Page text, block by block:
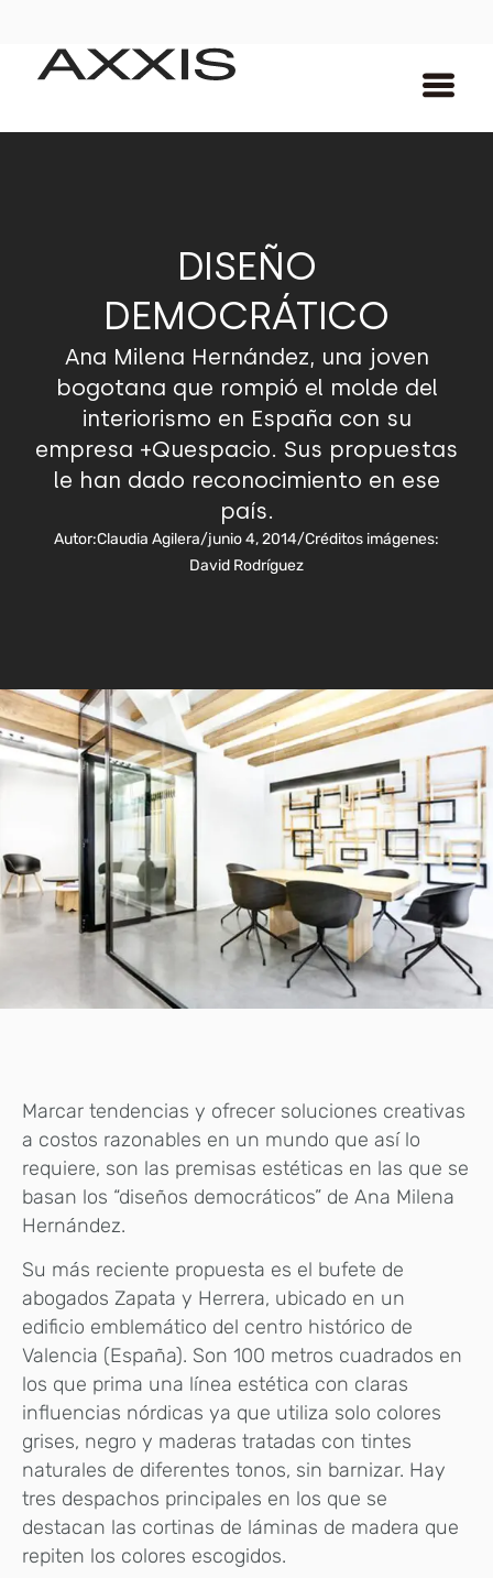
DISEÑO
DEMOCRÁTICO
Ana Milena Hernández, una joven
bogotana que rompió el molde del
interiorismo en España con su
empresa +Quespacio. Sus propuestas
le han dado reconocimiento en ese
país.
Autor:Claudia Agilera/junio 4, 2014/Créditos imágenes:
David Rodríguez
Marcar tendencias y ofrecer soluciones creativas
a costos razonables en un mundo que así lo
requiere, son las premisas estéticas en las que se
basan los “diseños democráticos” de Ana Milena
Hernández.
Su más reciente propuesta es el bufete de
abogados Zapata y Herrera, ubicado en un
edificio emblemático del centro histórico de
Valencia (España). Son 100 metros cuadrados en
los que prima una línea estética con claras
influencias nórdicas ya que utiliza solo colores
grises, negro y maderas tratadas con tintes
naturales de diferentes tonos, sin barnizar. Hay
tres despachos principales en los que se
destacan las cortinas de láminas de madera que
repiten los colores escogidos.